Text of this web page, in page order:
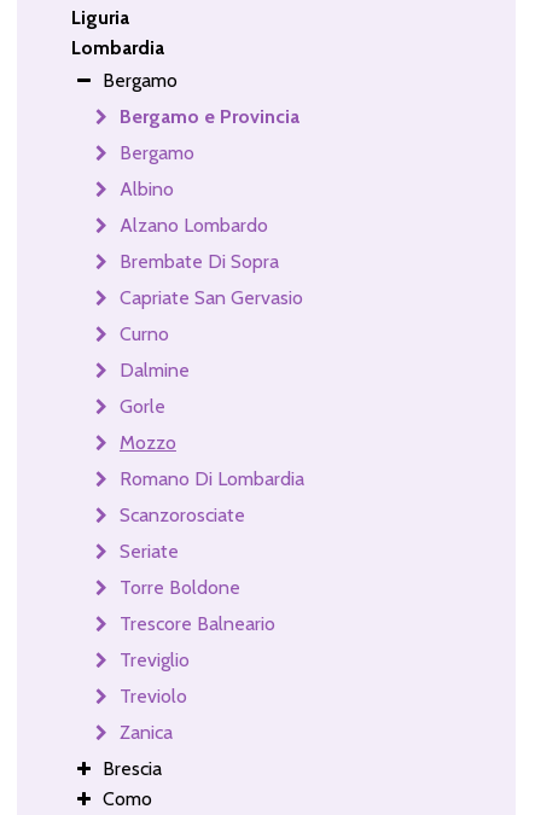
Liguria
Lombardia
Bergamo
Bergamo e Provincia
Bergamo
Albino
Alzano Lombardo
Brembate Di Sopra
Capriate San Gervasio
Curno
Dalmine
Gorle
Mozzo
Romano Di Lombardia
Scanzorosciate
Seriate
Torre Boldone
Trescore Balneario
Treviglio
Treviolo
Zanica
Brescia
Como